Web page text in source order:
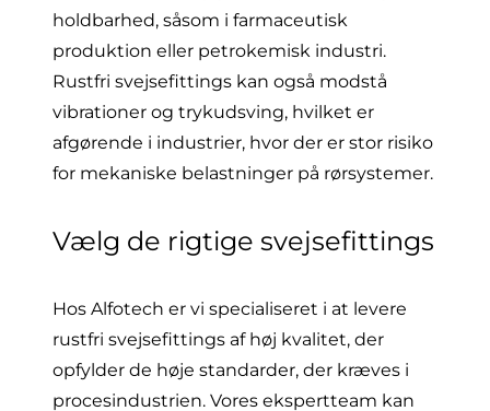
holdbarhed, såsom i farmaceutisk
produktion eller petrokemisk industri.
Rustfri svejsefittings kan også modstå
vibrationer og trykudsving, hvilket er
afgørende i industrier, hvor der er stor risiko
for mekaniske belastninger på rørsystemer.
Vælg de rigtige svejsefittings
Hos Alfotech er vi specialiseret i at levere
rustfri svejsefittings af høj kvalitet, der
opfylder de høje standarder, der kræves i
procesindustrien. Vores ekspertteam kan